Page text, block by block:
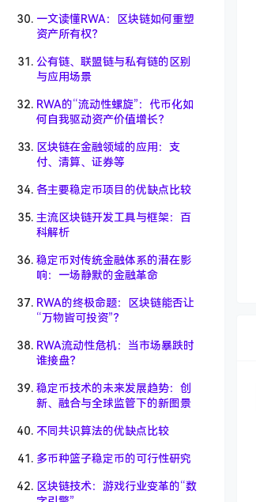
一文读懂RWA：区块链如何重塑
资产所有权？
公有链、联盟链与私有链的区别
与应用场景
RWA的“流动性螺旋”：代币化如
何自我驱动资产价值增长？
区块链在金融领域的应用：支
付、清算、证券等
各主要稳定币项目的优缺点比较
主流区块链开发工具与框架：百
科解析
稳定币对传统金融体系的潜在影
响：一场静默的金融革命
RWA的终极命题：区块链能否让
“万物皆可投资”？
RWA流动性危机：当市场暴跌时
谁接盘？
稳定币技术的未来发展趋势：创
新、融合与全球监管下的新图景
不同共识算法的优缺点比较
多币种篮子稳定币的可行性研究
区块链技术：游戏行业变革的“数